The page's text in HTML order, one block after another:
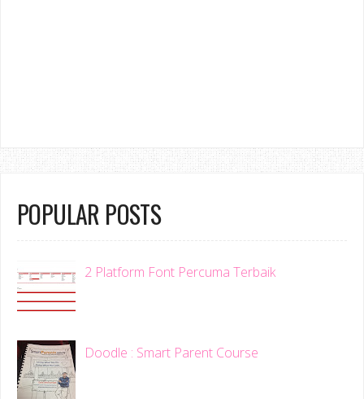
POPULAR POSTS
2 Platform Font Percuma Terbaik
Doodle : Smart Parent Course